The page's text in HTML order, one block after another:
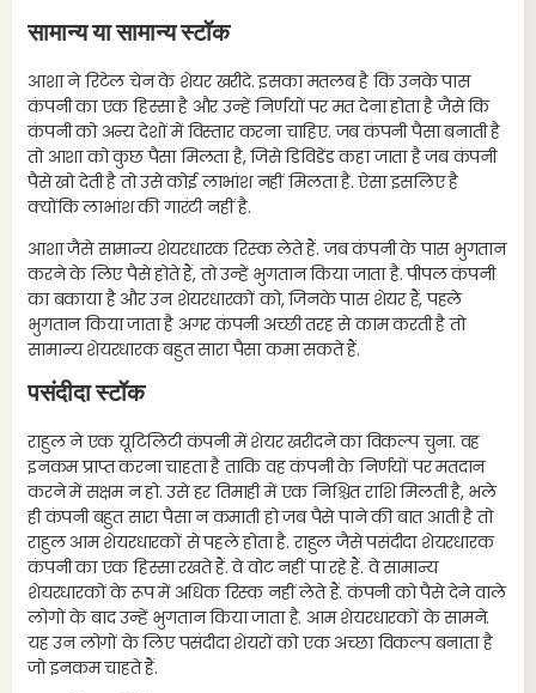
सामान्य या सामान्य स्टॉक
आशा ने रिटेल चेन के शेयर खरीदे. इसका मतलब है कि उनके पास
कंपनी का एक हिस्सा है और उन्हें निर्णयों पर मत देना होता है जैसे कि
कंपनी को अन्य देशों में विस्तार करना चाहिए. जब कंपनी पैसा बनाती है
तो आशा को कुछ पैसा मिलता है, जिसे डिविडेंड कहा जाता है जब कंपनी
पैसे खो देती है तो उसे कोई लाभांश नहीं मिलता है. ऐसा इसलिए है
क्योंकि लाभांश की गारंटी नहीं है.
आशा जैसे सामान्य शेयरधारक रिस्क लेते हैं. जब कंपनी के पास भुगतान
करने के लिए पैसे होते हैं, तो उन्हें भुगतान किया जाता है. पीपल कंपनी
का बकाया है और उन शेयरधारकों को, जिनके पास शेयर हैं, पहले
भुगतान किया जाता है अगर कंपनी अच्छी तरह से काम करती है तो
सामान्य शेयरधारक बहुत सारा पैसा कमा सकते हैं.
पसंदीदा स्टॉक
राहुल ने एक यूटिलिटी कंपनी में शेयर खरीदने का विकल्प चुना. वह
इनकम प्राप्त करना चाहता है ताकि वह कंपनी के निर्णयों पर मतदान
करने में सक्षम न हो. उसे हर तिमाही में एक निश्चित राशि मिलती है, भले
ही कंपनी बहुत सारा पैसा न कमाती हो जब पैसे पाने की बात आती है तो
राहुल आम शेयरधारकों से पहले होता है. राहुल जैसे पसंदीदा शेयरधारक
कंपनी का एक हिस्सा रखते हैं. वे वोट नहीं पा रहे हैं. वे सामान्य
शेयरधारकों के रूप में अधिक रिस्क नहीं लेते हैं. कंपनी को पैसे देने वाले
लोगों के बाद उन्हें भुगतान किया जाता है. आम शेयरधारकों के सामने.
यह उन लोगों के लिए पसंदीदा शेयरों को एक अच्छा विकल्प बनाता है
जो इनकम चाहते हैं.